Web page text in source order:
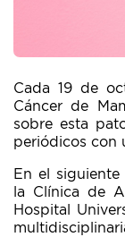
Cada 19 de
Cáncer de
sobre esta
periódicos con
En el
la Clínica de
Hospital